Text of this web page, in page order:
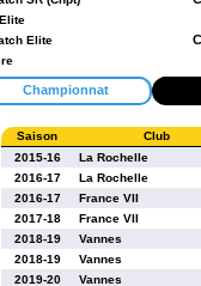
Elite
Championnat
Saison
Club
2015-16
La Rochelle
2016-17
La Rochelle
2016-17
France VII
2017-18
France VII
2018-19
Vannes
2018-19
Vannes
2019-20
Vannes